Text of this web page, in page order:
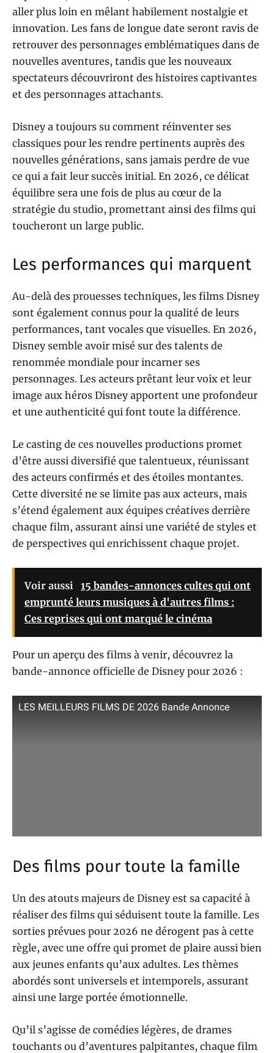
aller plus loin en mêlant habilement nostalgie et
innovation. Les fans de longue date seront ravis de
retrouver des personnages emblématiques dans de
nouvelles aventures, tandis que les nouveaux
spectateurs découvriront des histoires captivantes
et des personnages attachants.
Disney a toujours su comment réinventer ses
classiques pour les rendre pertinents auprès des
nouvelles générations, sans jamais perdre de vue
ce qui a fait leur succès initial. En 2026, ce délicat
équilibre sera une fois de plus au cœur de la
stratégie du studio, promettant ainsi des films qui
toucheront un large public.
Les performances qui marquent
Au-delà des prouesses techniques, les films Disney
sont également connus pour la qualité de leurs
performances, tant vocales que visuelles. En 2026,
Disney semble avoir misé sur des talents de
renommée mondiale pour incarner ses
personnages. Les acteurs prêtant leur voix et leur
image aux héros Disney apportent une profondeur
et une authenticité qui font toute la différence.
Le casting de ces nouvelles productions promet
d’être aussi diversifié que talentueux, réunissant
des acteurs confirmés et des étoiles montantes.
Cette diversité ne se limite pas aux acteurs, mais
s’étend également aux équipes créatives derrière
chaque film, assurant ainsi une variété de styles et
de perspectives qui enrichissent chaque projet.
Voir aussi 15 bandes-annonces cultes qui ont
emprunté leurs musiques à d'autres films :
Ces reprises qui ont marqué le cinéma
Pour un aperçu des films à venir, découvrez la
bande-annonce officielle de Disney pour 2026 :
LES MEILLEURS FILMS DE 2026 Bande Annonce
Des films pour toute la famille
Un des atouts majeurs de Disney est sa capacité à
réaliser des films qui séduisent toute la famille. Les
sorties prévues pour 2026 ne dérogent pas à cette
règle, avec une offre qui promet de plaire aussi bien
aux jeunes enfants qu’aux adultes. Les thèmes
abordés sont universels et intemporels, assurant
ainsi une large portée émotionnelle.
Qu’il s’agisse de comédies légères, de drames
touchants ou d’aventures palpitantes, chaque film